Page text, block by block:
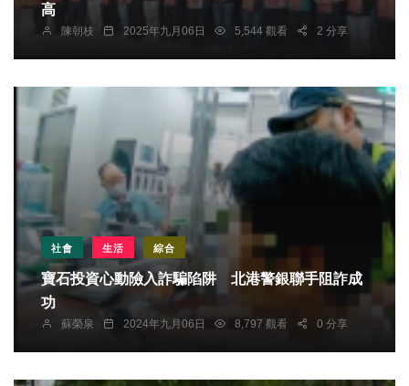
高
陳朝枝 2025年九月06日 5,544 觀看 2 分享
社會 生活 綜合
寶石投資心動險入詐騙陷阱 北港警銀聯手阻詐成
功
蘇榮泉 2024年九月06日 8,797 觀看 0 分享